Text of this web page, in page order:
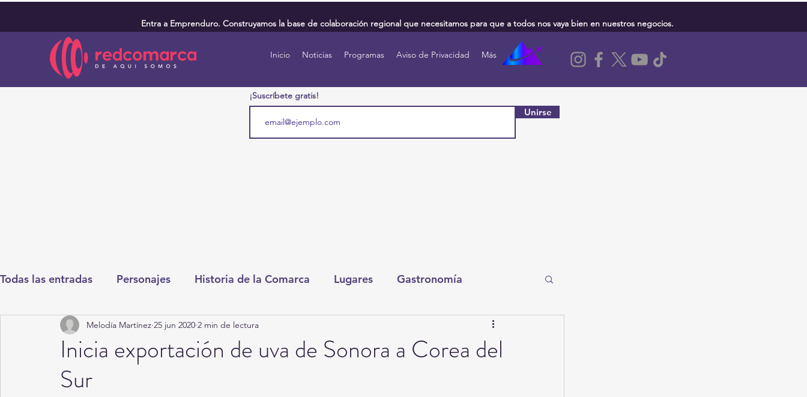
Entra a Emprenduro. Construyamos la base de colaboración regional que necesitamos para que a todos nos vaya bien en nuestros negocios.
Inicio Noticias Programas Aviso de Privacidad Más
¡Suscríbete gratis!
Unirse
Todas las entradas Personajes Historia de la Comarca Lugares Gastronomía
Deportes Salud Entretenimiento Cultura y Espectáculos Torreón
Round Cero
Inicia exportación de uva de Sonora a Corea del
Sur
Melodía Martínez 25 jun 2020 2 min de lectura